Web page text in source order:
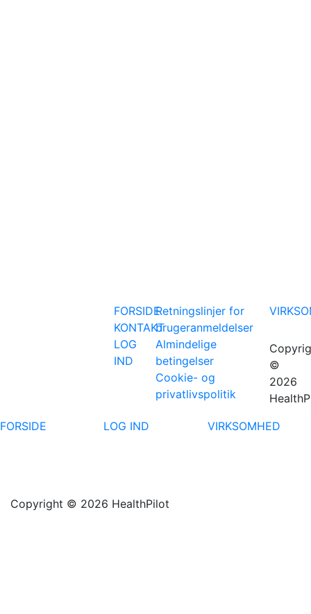
FORSIDE
KONTAKT
LOG
IND
Retningslinjer for
brugeranmeldelser
Almindelige
betingelser
Cookie- og
privatlivspolitik
©
2026
FORSIDE
LOG IND VIRKSOMHED
Copyright © 2026 HealthPilot